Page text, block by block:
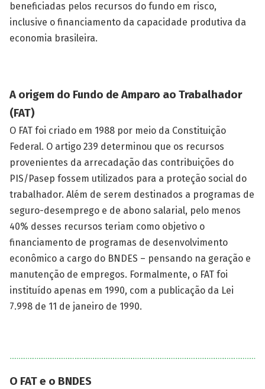
beneficiadas pelos recursos do fundo em risco,
inclusive o financiamento da capacidade produtiva da
economia brasileira.
A origem do Fundo de Amparo ao Trabalhador
(FAT)
O FAT foi criado em 1988 por meio da Constituição
Federal. O artigo 239 determinou que os recursos
provenientes da arrecadação das contribuições do
PIS/Pasep fossem utilizados para a proteção social do
trabalhador. Além de serem destinados a programas de
seguro-desemprego e de abono salarial, pelo menos
40% desses recursos teriam como objetivo o
financiamento de programas de desenvolvimento
econômico a cargo do BNDES – pensando na geração e
manutenção de empregos. Formalmente, o FAT foi
instituído apenas em 1990, com a publicação da Lei
7.998 de 11 de janeiro de 1990.
O FAT e o BNDES